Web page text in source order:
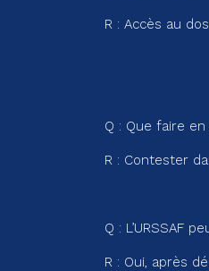
R : Accès au
Q : Que faire
R : Contester
Q : L’URSSAF
R : Oui, après